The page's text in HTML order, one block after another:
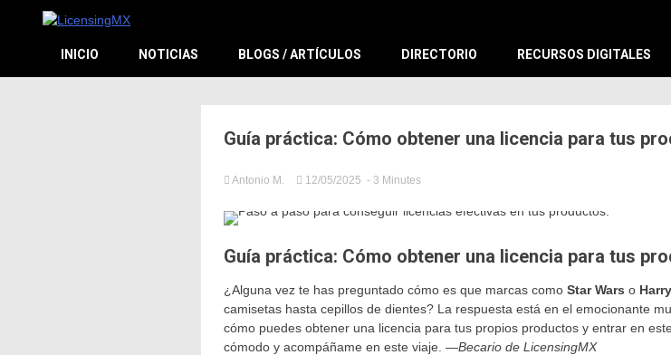
LicensingMX
INICIO
NOTICIAS BLOGS / ARTÍCULOS DIRECTORIO RECURSOS DIGITALES
Guía práctica: Cómo obtener una licencia para tus
Antonio M.
12/05/2025
Licensing
- 3 Minutes
Guía práctica: Cómo obtener una licencia para tus
¿Alguna vez te has preguntado cómo es que marcas como Star Wars o
camisetas hasta cepillos de dientes? La respuesta está en el emocionante
cómo puedes obtener una licencia para tus propios productos y entrar en
cómodo y acompáñame en este viaje. —Becario de LicensingMX